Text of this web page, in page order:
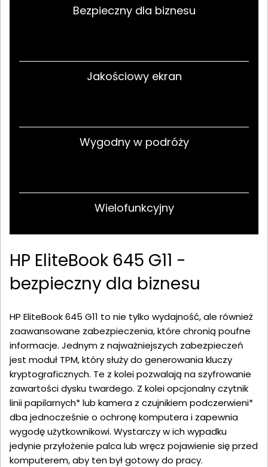
Bezpieczny dla biznesu
Jakościowy ekran
Wygodny w podróży
Wielofunkcyjny
HP EliteBook 645 G11 -
bezpieczny dla biznesu
HP EliteBook 645 G11 to nie tylko wydajność, ale również
zaawansowane zabezpieczenia, które chronią poufne
informacje. Jednym z najważniejszych zabezpieczeń
jest moduł TPM, który służy do generowania kluczy
kryptograficznych. Te z kolei pozwalają na szyfrowanie
zawartości dysku twardego. Z kolei opcjonalny czytnik
linii papilarnych* lub kamera z czujnikiem podczerwieni*
dba jednocześnie o ochronę komputera i zapewnia
wygodę użytkownikowi. Wystarczy w ich wypadku
jedynie przyłożenie palca lub wręcz pojawienie się przed
komputerem, aby ten był gotowy do pracy.